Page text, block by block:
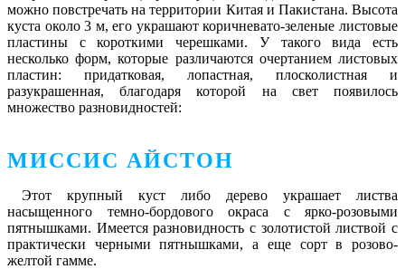
можно повстречать на территории Китая и Пакистана. Высота
куста около 3 м, его украшают коричневато-зеленые листовые
пластины с короткими черешками. У такого вида есть
несколько форм, которые различаются очертанием листовых
пластин: придатковая, лопастная, плосколистная и
разукрашенная, благодаря которой на свет появилось
множество разновидностей:
МИССИС АЙСТОН
Этот крупный куст либо дерево украшает листва
насыщенного темно-бордового окраса с ярко-розовыми
пятнышками. Имеется разновидность с золотистой листвой с
практически черными пятнышками, а еще сорт в розово-
желтой гамме.